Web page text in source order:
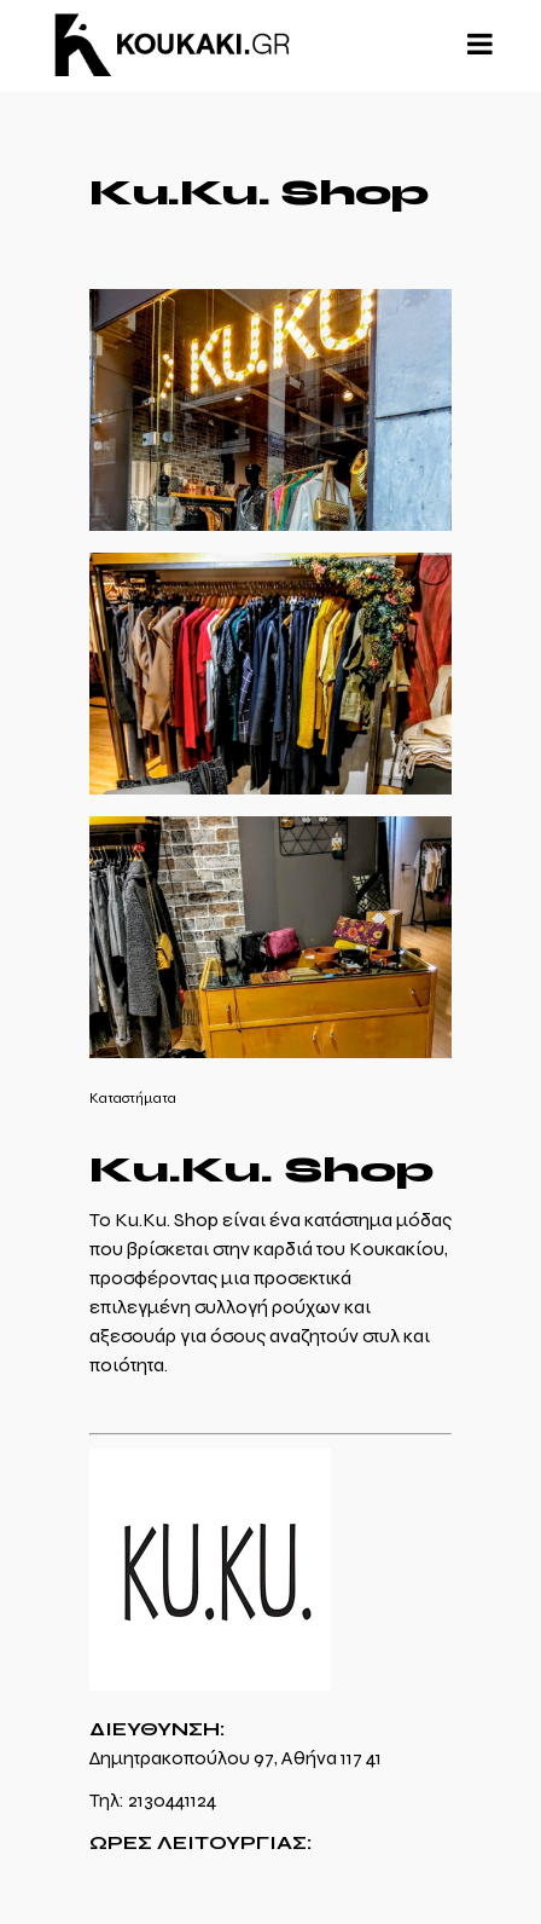
Ku.Ku. Shop
Καταστήματα
Ku.Ku. Shop
Το Ku.Ku. Shop είναι ένα κατάστημα μόδας
που βρίσκεται στην καρδιά του Κουκακίου,
προσφέροντας μια προσεκτικά
επιλεγμένη συλλογή ρούχων και
αξεσουάρ για όσους αναζητούν στυλ και
ποιότητα.​
ΔΙΕΥΘΥΝΣΗ:
Δημητρακοπούλου 97, Αθήνα 117 41
Τηλ: 2130441124
ΩΡΕΣ ΛΕΙΤΟΥΡΓΙΑΣ: